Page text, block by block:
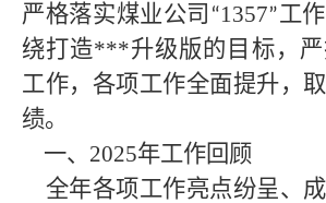
严格落实煤业公司 “1357”工
绕打造***升级版的目标，
工作，各项工作全面提升，
绩。
一、 2025年工作回顾
全年各项工作亮点纷呈、